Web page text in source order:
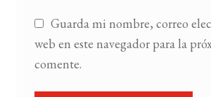
Guarda mi nombre, correo
web en este navegador para la
comente.